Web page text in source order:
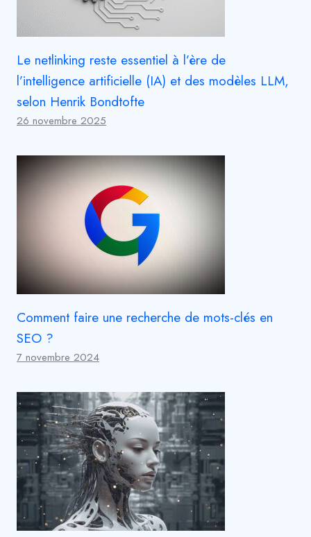
Le netlinking reste essentiel à l’ère de
l’intelligence artificielle (IA) et des modèles LLM,
selon Henrik Bondtofte
26 novembre 2025
Comment faire une recherche de mots-clés en
SEO ?
7 novembre 2024